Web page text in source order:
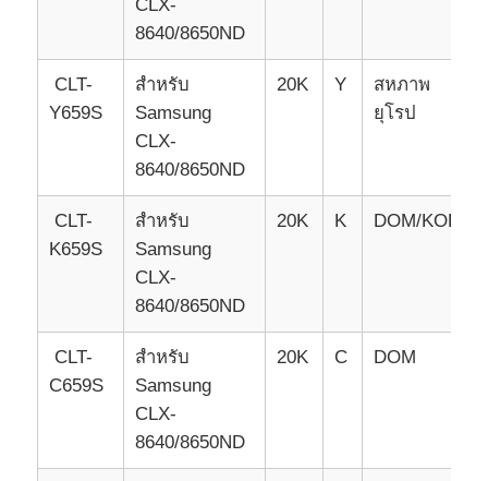
อะไหล่เครื่องพิมพ์และเครื่องสําเนา
ชุดดรัมและฟิวเซอร์
ตลับหมึก
ปานทัม ชิป
CLX-
8640/8650ND
CLT-
Y659S
สําหรับ
Samsung
CLX-
8640/8650ND
20K Y
สหภาพ
ยุโรป
CLT-
K659S
สําหรับ
Samsung
CLX-
8640/8650ND
20K K DOM/KOR
CLT-
C659S
สําหรับ
Samsung
CLX-
8640/8650ND
20K C DOM